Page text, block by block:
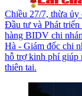
Chiều 27/7, thừa ủy
Đầu tư và Phát
hàng BIDV chi
Hà - Giám đốc chi
hỗ trợ kinh phí giúp
thiên tai.